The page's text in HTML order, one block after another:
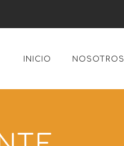
INICIO NOSOTROS